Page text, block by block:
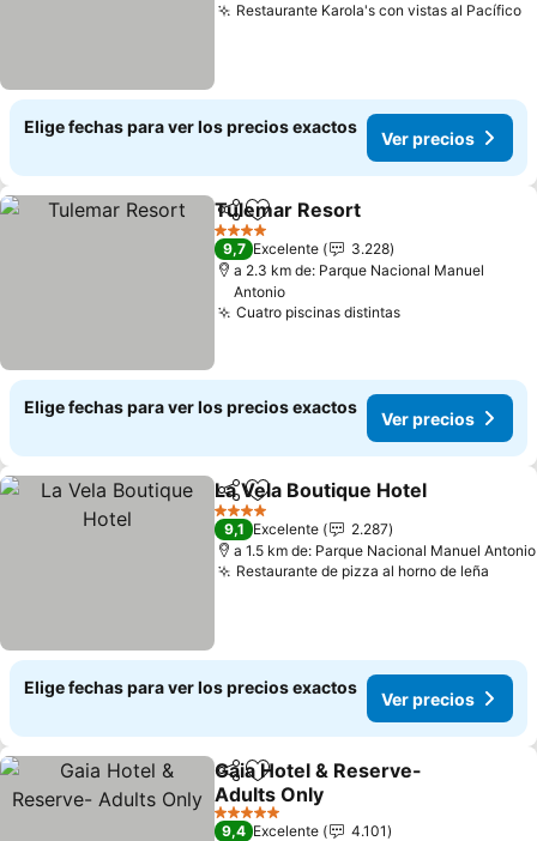
Restaurante Karola's con vistas al Pacífico
Elige fechas para ver los precios exactos
Ver precios
Compartir
Agregar a favoritos
Tulemar Resort
4 Estrellas
9,7 Excelente
3.228
a 2.3 km de: Parque Nacional Manuel
Antonio
Cuatro piscinas distintasVer precios
Elige fechas para ver los precios exactos
Ver precios
CompartirAgregar a favoritos
La Vela Boutique Hotel
4 Estrellas
9,1 Excelente
2.287
a 1.5 km de: Parque Nacional Manuel Antonio
Restaurante de pizza al horno de leña
Elige fechas para ver los precios exactos
Ver precios
CompartirAgregar a favoritos
Gaia Hotel & Reserve-
Adults Only
Ver precios
5 Estrellas
9,4 Excelente
4.101